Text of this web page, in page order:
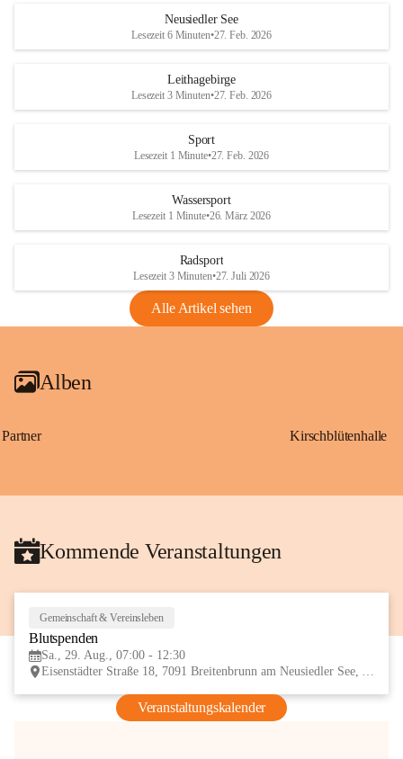
S
und den daraus folgenden wirtschaftlichen
Maßnahmen zur Bekämpfung
Rebe und der Amerikanischen
Anhang VBl. EU Nr. 18
1 Seite•1,4 MB
VBl. EU Nr. 18_2026
r
S
Neusiedler See
Lesezeit 6 Minuten•27. Feb. 2026
Leithagebirge
Lesezeit 3 Minuten•27. Feb. 2026
Sport
Lesezeit 1 Minute•27. Feb. 2026
Wassersport
Lesezeit 1 Minute•26. März 2026
Radsport
Lesezeit 3 Minuten•27. Juli 2026
Alle Artikel sehen
Alben
Partner Kirschblütenhalle
Kommende Veranstaltungen
Gemeinschaft & Vereinsleben
Blutspenden
Sa., 29. Aug., 07:00 - 12:30
Eisenstädter Straße 18, 7091 Breitenbrunn am Neusiedler See, AUT
Veranstaltungskalender